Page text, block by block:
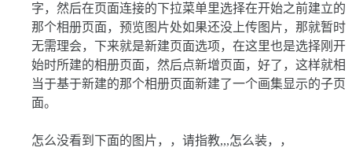
字，然后在页面连接的下拉菜单里选择在开始之前建立的
那个相册页面，预览图片处如果还没上传图片，那就暂时
无需理会，下来就是新建页面选项，在这里也是选择刚开
始时所建的相册页面，然后点新增页面，好了，这样就相
当于基于新建的那个相册页面新建了一个画集显示的子页
面。
怎么没看到下面的图片，，请指教,,,怎么装，，